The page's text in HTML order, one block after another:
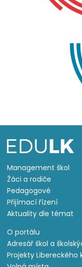
Management škol
Žáci a rodiče
Pedagogové
Přijímací řízení
Aktuality dle témat
O portálu
Adresář škol a
Projekty Libereckého